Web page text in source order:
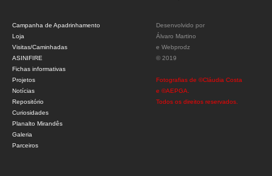
Campanha de Apadrinhamento
Loja
Visitas/Caminhadas
ASINIFIRE
Fichas informativas
Projetos
Notícias
Repositório
Curiosidades
Planalto Mirandês
Galeria
Parceiros
Desenvolvido por
Álvaro Martino
e Webprodz
© 2019
Fotografias de ©Cláudia Costa
e ©AEPGA.
Todos os direitos reservados.